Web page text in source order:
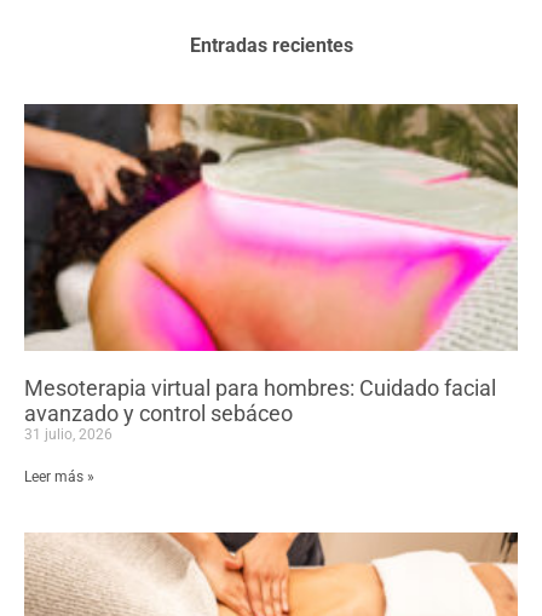
Entradas recientes
Mesoterapia virtual para hombres: Cuidado facial
avanzado y control sebáceo
31 julio, 2026
Leer más »